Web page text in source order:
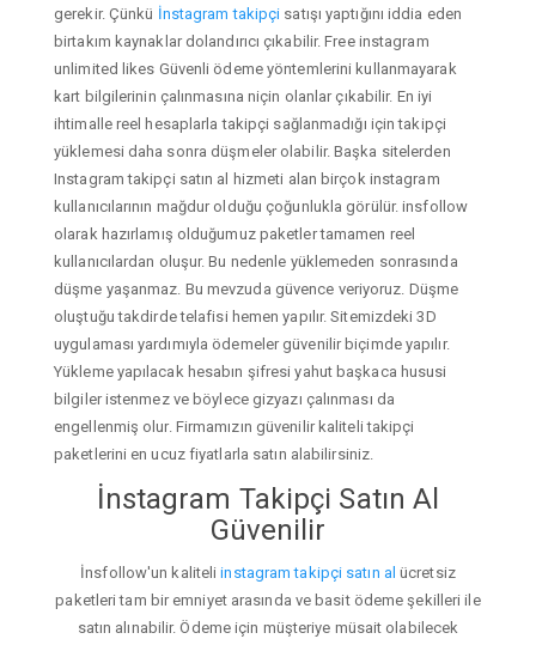
gerekir. Çünkü İnstagram takipçi satışı yaptığını iddia eden
birtakım kaynaklar dolandırıcı çıkabilir. Free instagram
unlimited likes Güvenli ödeme yöntemlerini kullanmayarak
kart bilgilerinin çalınmasına niçin olanlar çıkabilir. En iyi
ihtimalle reel hesaplarla takipçi sağlanmadığı için takipçi
yüklemesi daha sonra düşmeler olabilir. Başka sitelerden
Instagram takipçi satın al hizmeti alan birçok instagram
kullanıcılarının mağdur olduğu çoğunlukla görülür. insfollow
olarak hazırlamış olduğumuz paketler tamamen reel
kullanıcılardan oluşur. Bu nedenle yüklemeden sonrasında
düşme yaşanmaz. Bu mevzuda güvence veriyoruz. Düşme
oluştuğu takdirde telafisi hemen yapılır. Sitemizdeki 3D
uygulaması yardımıyla ödemeler güvenilir biçimde yapılır.
Yükleme yapılacak hesabın şifresi yahut başkaca hususi
bilgiler istenmez ve böylece gizyazı çalınması da
engellenmiş olur. Firmamızın güvenilir kaliteli takipçi
paketlerini en ucuz fiyatlarla satın alabilirsiniz.
İnstagram Takipçi Satın Al
Güvenilir
İnsfollow'un kaliteliinstagram takipçi satın al ücretsiz
paketleri tam bir emniyet arasında ve basit ödeme şekilleri ile
satın alınabilir. Ödeme için müşteriye müsait olabilecek